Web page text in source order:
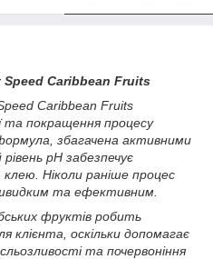
Caribbean Fruits
Caribbean Fruits
та покращення процесу
збагачена активними
рН забезпечує
Ніколи раніше процес
та ефективним.
фруктів робить
оскільки допомагає
та почервоніння